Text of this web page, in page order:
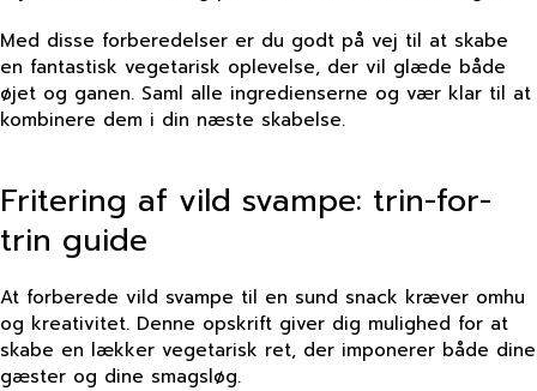
Med disse forberedelser er du godt på vej til at skabe
en fantastisk vegetarisk oplevelse, der vil glæde både
øjet og ganen. Saml alle ingredienserne og vær klar til at
kombinere dem i din næste skabelse.
Fritering af vild svampe: trin-for-
trin guide
At forberede vild svampe til en sund snack kræver omhu
og kreativitet. Denne opskrift giver dig mulighed for at
skabe en lækker vegetarisk ret, der imponerer både dine
gæster og dine smagsløg.